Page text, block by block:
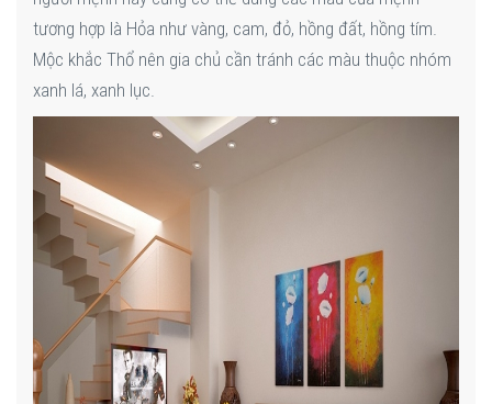
tương hợp là Hỏa như vàng, cam, đỏ, hồng đất, hồng tím.
Mộc khắc Thổ nên gia chủ cần tránh các màu thuộc nhóm
xanh lá, xanh lục.